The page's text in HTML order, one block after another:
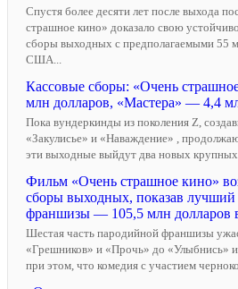
Спустя более десяти лет после выхода
страшное кино» доказало свою
сборы выходных с предполагаемыми 55
США...
Кассовые сборы: «Очень
млн долларов, «Мастера» — 4,4
Пока вундеркинды из поколения Z,
«Закулисье» и «Наваждение» ,
эти выходные выйдут два новых крупных
Фильм «Очень страшное кино»
сборы выходных, показав лучший
франшизы — 105,5 млн долларов
Шестая часть пародийной франшизы
«Грешников» и «Прочь» до «Улыбнись»
при этом, что комедия с участием